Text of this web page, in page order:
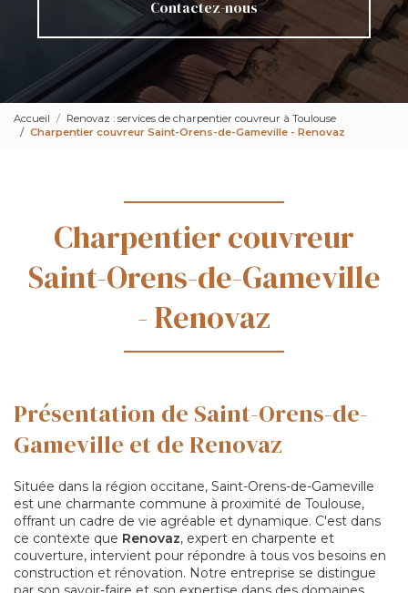
Contactez-nous
Accueil
Renovaz : services de charpentier couvreur à Toulouse
Charpentier couvreur Saint-Orens-de-Gameville - Renovaz
Charpentier couvreur
Saint-Orens-de-Gameville
- Renovaz
Présentation de Saint-Orens-de-
Gameville et de Renovaz
Située dans la région occitane, Saint-Orens-de-Gameville
est une charmante commune à proximité de Toulouse,
offrant un cadre de vie agréable et dynamique. C'est dans
ce contexte que Renovaz, expert en charpente et
couverture, intervient pour répondre à tous vos besoins en
construction et rénovation. Notre entreprise se distingue